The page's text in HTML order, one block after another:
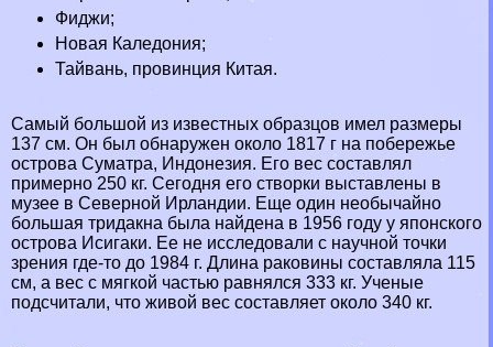
Фиджи;
Новая Каледония;
Тайвань, провинция Китая.
Самый большой из известных образцов имел размеры
137 см. Он был обнаружен около 1817 г на побережье
острова Суматра, Индонезия. Его вес составлял
примерно 250 кг. Сегодня его створки выставлены в
музее в Северной Ирландии. Еще один необычайно
большая тридакна была найдена в 1956 году у японского
острова Исигаки. Ее не исследовали с научной точки
зрения где-то до 1984 г. Длина paковины составляла 115
см, а вес с мягкой частью равнялся 333 кг. Ученые
подсчитали, что живой вес составляет около 340 кг.